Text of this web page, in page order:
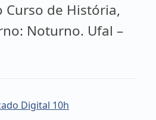
Curso de História,
Noturno. Ufal –
Digital 10h